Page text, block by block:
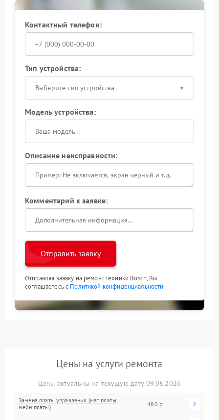
Контактный телефон:
Тип устройства:
Выберите тип устройства
Модель устройства:
Описание неисправности:
Комментарий к заявке:
Отправить заявку
Отправляя заявку на ремонт техники Bosch, Вы
соглашаетесь с Политикой конфиденциальности
Цены на услуги ремонта
Цены актуальны на текущую дату 09.08.2026
Замена платы управления (мат.платы,
мейн платы)
480 р